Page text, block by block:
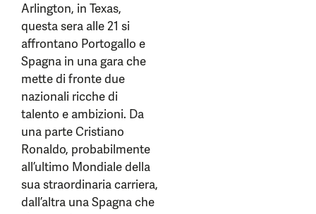
Arlington, in Texas,
questa sera alle 21 si
affrontano Portogallo e
Spagna in una gara che
mette di fronte due
nazionali ricche di
talento e ambizioni. Da
una parte Cristiano
Ronaldo, probabilmente
all’ultimo Mondiale della
sua straordinaria carriera,
dall’altra una Spagna che